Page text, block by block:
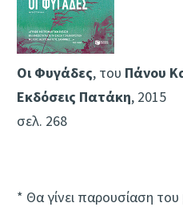
Οι Φυγάδες, του Πάνου
Εκδόσεις Πατάκη, 2015
σελ. 268
* Θα γίνει παρουσίαση του